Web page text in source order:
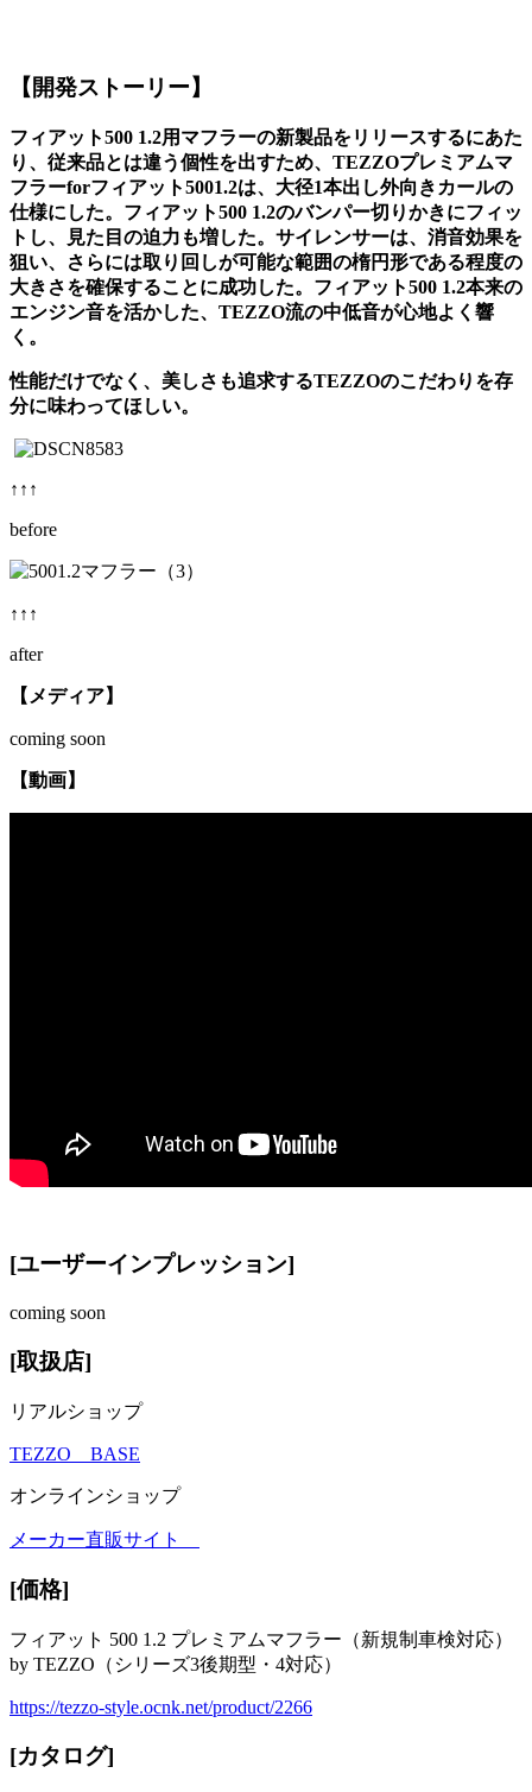
【開発ストーリー】
フィアット500 1.2用マフラーの新製品をリリースするにあた
り、従来品とは違う個性を出すため、 TEZZOプレミアムマ
フラーforフィアット5001.2は、大径1本出し外向きカールの
仕様にした。フィアット500 1.2のバンパー切りかきにフィッ
トし、見た目の迫力も増した。サイレンサーは、消音効果を
狙い、さらには取り回しが可能な範囲の楕円形である程度の
大きさを確保することに成功した。フィアット500 1.2本来の
エンジン音を活かした、 TEZZO流の中低音が心地よく響
く。
性能だけでなく、美しさも追求するTEZZOのこだわりを存
分に味わってほしい。
↑↑↑
before
↑↑↑
after
【メディア】
coming soon
【動画】
[ユーザーインプレッション]
coming soon
[取扱店]
リアルショップ
TEZZO BASE
オンラインショップ
メーカー直販サイト
[価格]
フィアット 500 1.2 プレミアムマフラー（新規制車検対応）
by TEZZO（シリーズ3後期型・4対応）
https://tezzo-style.ocnk.net/product/2266
[カタログ]